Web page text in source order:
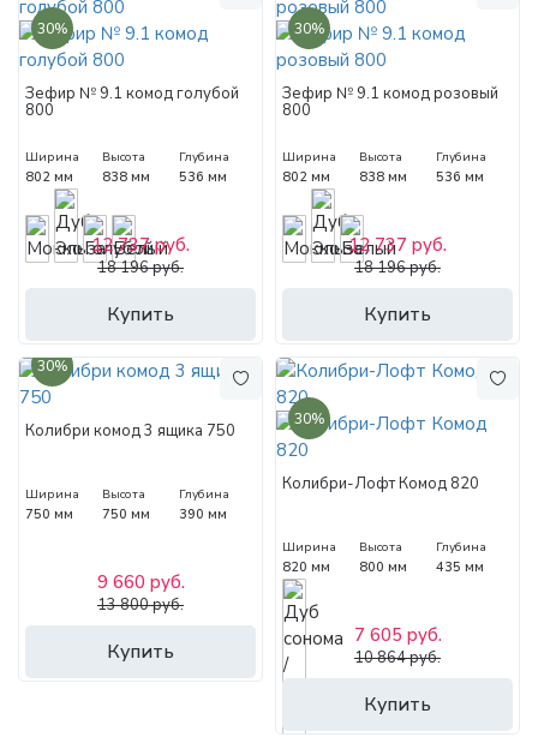
30%
Зефир № 9.1 комод голубой
800
Ширина
802 мм
Высота
838 мм
Глубина
536 мм
Купить
12 737 руб.
18 196 руб.
30%
Зефир № 9.1 комод розовый
800
Ширина
802 мм
Высота
838 мм
Глубина
536 мм
Купить
12 737 руб.
18 196 руб.
30%
Колибри комод 3 ящика 750
Ширина
750 мм
Высота
750 мм
Глубина
390 мм
Купить
9 660 руб.
13 800 руб.
30%
Колибри-Лофт Комод 820
Ширина
820 мм
Высота
800 мм
Глубина
435 мм
Купить
7 605 руб.
10 864 руб.